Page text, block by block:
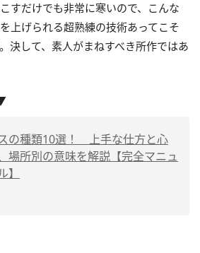
すだけでも非常に寒いので、こんな
上げられる超熟練の技術あってこそ
決して、素人がまねすべき所作ではあ
の種類10選！ 上手な仕方と心
場所別の意味を解説【完全マニュ
】